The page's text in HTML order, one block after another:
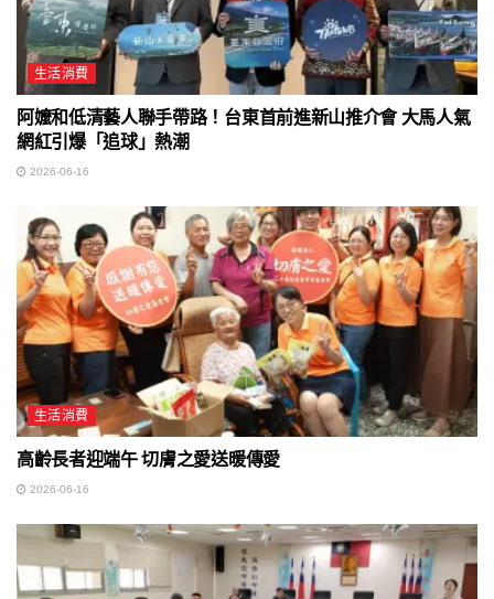
生活消費
阿嬤和低清藝人聯手帶路！台東首前進新山推介會 大馬人氣
網紅引爆「追球」熱潮
2026-06-16
生活消費
高齡長者迎端午 切膚之愛送暖傳愛
2026-06-16